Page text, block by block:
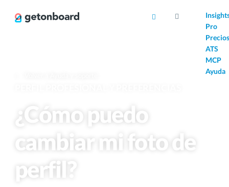
Pro
Precios
ATS
MCP
Ayuda
¿Cómo puedo
cambiar mi foto de
perfil?